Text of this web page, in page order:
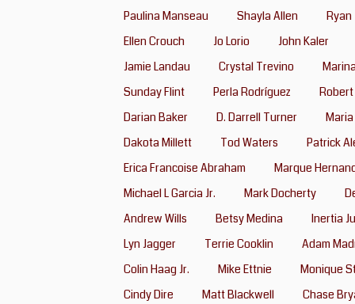
Paulina Manseau
Shayla Allen
Ryan
Ellen Crouch
Jo Lorio
John Kaler
Jamie Landau
Crystal Trevino
Sunday Flint
Perla Rodríguez
Darian Baker
D. Darrell Turner
Dakota Millett
Tod Waters
Patrick
Erica Francoise Abraham
Marque
Michael L Garcia Jr.
Mark Docherty
Andrew Wills
Betsy Medina
Inertia
Lyn Jagger
Terrie Cooklin
Adam
Colin Haag Jr.
Mike Ettnie
Monique
Cindy Dire
Matt Blackwell
Chase